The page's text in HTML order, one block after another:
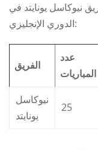
نيوكاسل يونايتد في
الدوري الإنجليزي:
الفريق
عدد
المباريات
نيوكاسل
يونايتد
25